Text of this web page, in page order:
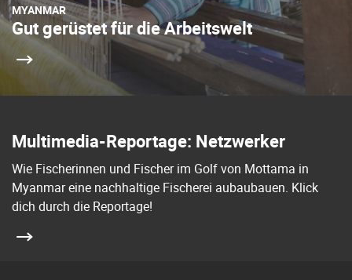
MYANMAR
Gut gerüstet für die Arbeitswelt
Multimedia-Reportage: Netzwerker
Wie Fischerinnen und Fischer im Golf von Mottama in
Myanmar eine nachhaltige Fischerei aubaubauen. Klick
dich durch die Reportage!